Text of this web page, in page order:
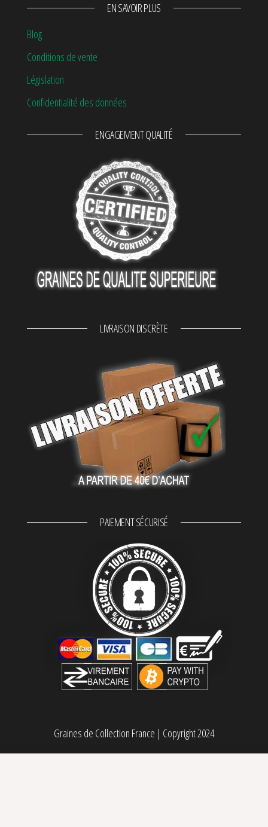
EN SAVOIR PLUS
Blog
Conditions de vente
Législation
Confidentialité des données
ENGAGEMENT QUALITÉ
LIVRAISON DISCRÈTE
PAIEMENT SÉCURISÉ
Graines de Collection France | Copyright 2024